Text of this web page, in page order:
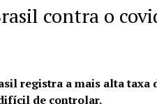
contra o
registra a mais alta
de controlar.